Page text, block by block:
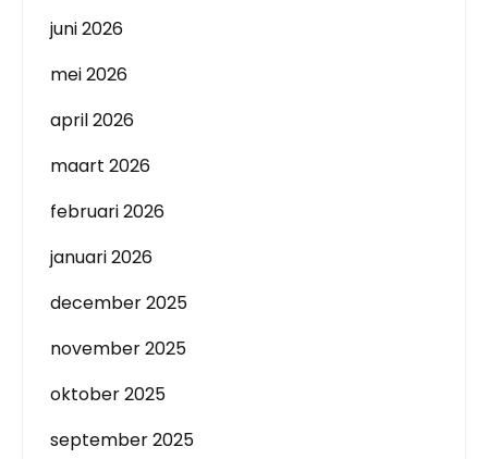
juni 2026
mei 2026
april 2026
maart 2026
februari 2026
januari 2026
december 2025
november 2025
oktober 2025
september 2025